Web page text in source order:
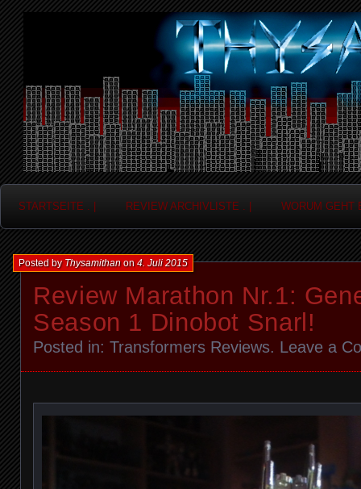
Thysamithan
STARTSEITE . | REVIEW ARCHIVLISTE . | WORUM GEHT
Review Marathon Nr.1:
Season 1 Dinobot Snarl!
Posted byThysamithanon4. Juli 2015
Posted in: Transformers Reviews. Leave a